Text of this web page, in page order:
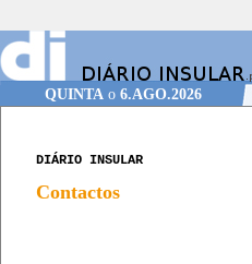
QUINTAo 6.AGO.2026
DIÁRIO INSULAR
Contactos